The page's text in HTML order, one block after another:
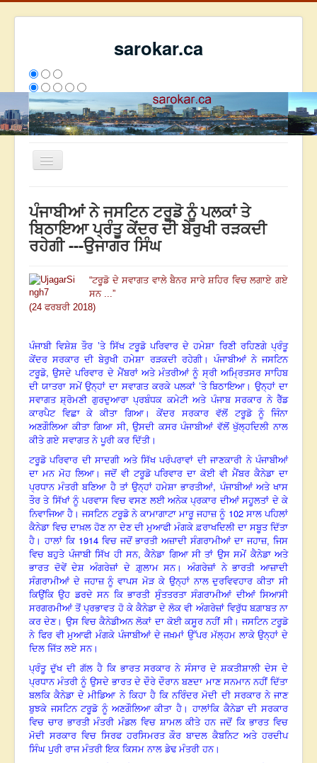
sarokar.ca
Toggle
ਰਚਨਾਵਾਂ
ਸਰੋਕਾਰ ਦੇ ਲੇਖਕ
We have 181 guests and no members online
2808904
ਪੰਜਾਬੀਆਂ ਨੇ ਜਸਟਿਨ ਟਰੂਡੋ ਨੂੰ ਪਲਕਾਂ ਤੇ
ਬਿਠਾਇਆ ਪ੍ਰੰਤੂ ਕੇਂਦਰ ਦੀ ਬੇਰੁਖੀ ਰੜਕਦੀ
ਰਹੇਗੀ ---ਉਜਾਗਰ ਸਿੰਘ
“ਟਰੂਡੋ ਦੇ ਸਵਾਗਤ ਵਾਲੇ ਬੈਨਰ ਸਾਰੇ ਸ਼ਹਿਰ ਵਿਚ ਲਗਾਏ ਗਏ
ਸਨ ...”
(24 ਫਰਬਰੀ 2018)
ਪੰਜਾਬੀ ਵਿਸ਼ੇਸ਼ ਤੌਰ ’ਤੇ ਸਿੱਖ ਟਰੂਡੋ ਪਰਿਵਾਰ ਦੇ ਹਮੇਸ਼ਾ ਰਿਣੀ ਰਹਿਣਗੇ ਪ੍ਰੰਤੂ
ਕੇਂਦਰ ਸਰਕਾਰ ਦੀ ਬੇਰੁਖੀ ਹਮੇਸ਼ਾ ਰੜਕਦੀ ਰਹੇਗੀ। ਪੰਜਾਬੀਆਂ ਨੇ ਜਸਟਿਨ
ਟਰੂਡੋ,ਉਸਦੇ ਪਰਿਵਾਰ ਦੇ ਮੈਂਬਰਾਂ ਅਤੇ ਮੰਤਰੀਆਂ ਨੂੰ ਸ੍ਰੀ ਅਮ੍ਰਿਤਸਰ ਸਾਹਿਬ
ਦੀ ਯਾਤਰਾ ਸਮੇਂ ਉਨ੍ਹਾਂ ਦਾ ਸਵਾਗਤ ਕਰਕੇ ਪਲਕਾਂ ’ਤੇ ਬਿਠਾਇਆ। ਉਨ੍ਹਾਂ ਦਾ
ਸਵਾਗਤ ਸ਼੍ਰੋਮਣੀ ਗੁਰਦੁਆਰਾ ਪ੍ਰਬੰਧਕ ਕਮੇਟੀ ਅਤੇ ਪੰਜਾਬ ਸਰਕਾਰ ਨੇ ਰੈੱਡ
ਕਾਰਪੈਟ ਵਿਛਾ ਕੇ ਕੀਤਾ ਗਿਆ। ਕੇਂਦਰ ਸਰਕਾਰ ਵੱਲੋਂ ਟਰੂਡੋ ਨੂੰ ਜਿੰਨਾ
ਅਣਗੌਲਿਆ ਕੀਤਾ ਗਿਆ ਸੀ,ਉਸਦੀ ਕਸਰ ਪੰਜਾਬੀਆਂ ਵੱਲੋਂ ਖੁੱਲ੍ਹਦਿਲੀ ਨਾਲ
ਕੀਤੇ ਗਏ ਸਵਾਗਤ ਨੇ ਪੂਰੀ ਕਰ ਦਿੱਤੀ।
ਟਰੂਡੋ ਪਰਿਵਾਰ ਦੀ ਸਾਦਗੀ ਅਤੇ ਸਿੱਖ ਪਰੰਪਰਾਵਾਂ ਦੀ ਜਾਣਕਾਰੀ ਨੇ ਪੰਜਾਬੀਆਂ
ਦਾ ਮਨ ਮੋਹ ਲਿਆ। ਜਦੋਂ ਵੀ ਟਰੂਡੋ ਪਰਿਵਾਰ ਦਾ ਕੋਈ ਵੀ ਮੈਂਬਰ ਕੈਨੇਡਾ ਦਾ
ਪ੍ਰਧਾਨ ਮੰਤਰੀ ਬਣਿਆ ਹੈ ਤਾਂ ਉਨ੍ਹਾਂ ਹਮੇਸ਼ਾ ਭਾਰਤੀਆਂ, ਪੰਜਾਬੀਆਂ ਅਤੇ ਖਾਸ
ਤੌਰ ਤੇ ਸਿੱਖਾਂ ਨੂੰ ਪਰਵਾਸ ਵਿਚ ਵਸਣ ਲਈ ਅਨੇਕ ਪ੍ਰਕਾਰ ਦੀਆਂ ਸਹੂਲਤਾਂ ਦੇ ਕੇ
ਨਿਵਾਜਿਆ ਹੈ। ਜਸਟਿਨ ਟਰੂਡੋ ਨੇ ਕਾਮਾਗਾਟਾ ਮਾਰੂ ਜਹਾਜ਼ ਨੂੰ 102ਸਾਲ ਪਹਿਲਾਂ
ਕੈਨੇਡਾ ਵਿਚ ਦਾਖ਼ਲ ਹੋਣ ਨਾ ਦੇਣ ਦੀ ਮੁਆਫੀ ਮੰਗਕੇ ਫ਼ਰਾਖਦਿਲੀ ਦਾ ਸਬੂਤ ਦਿੱਤਾ
ਹੈ। ਹਾਲਾਂ ਕਿ 1914ਵਿਚ ਜਦੋਂ ਭਾਰਤੀ ਅਜ਼ਾਦੀ ਸੰਗਰਾਮੀਆਂ ਦਾ ਜਹਾਜ਼, ਜਿਸ
ਵਿਚ ਬਹੁਤੇ ਪੰਜਾਬੀ ਸਿੱਖ ਹੀ ਸਨ,ਕੈਨੇਡਾ ਗਿਆ ਸੀ ਤਾਂ ਉਸ ਸਮੇਂ ਕੈਨੇਡਾ ਅਤੇ
ਭਾਰਤ ਦੋਵੇਂ ਦੇਸ਼ ਅੰਗਰੇਜ਼ਾਂ ਦੇ ਗ਼ੁਲਾਮ ਸਨ। ਅੰਗਰੇਜ਼ਾਂ ਨੇ ਭਾਰਤੀ ਆਜ਼ਾਦੀ
ਸੰਗਰਾਮੀਆਂ ਦੇ ਜਹਾਜ਼ ਨੂੰ ਵਾਪਸ ਮੋੜ ਕੇ ਉਨ੍ਹਾਂ ਨਾਲ ਦੁਰਵਿਵਹਾਰ ਕੀਤਾ ਸੀ
ਕਿਉਂਕਿ ਉਹ ਡਰਦੇ ਸਨ ਕਿ ਭਾਰਤੀ ਸੁੰਤਤਰਤਾ ਸੰਗਰਾਮੀਆਂ ਦੀਆਂ ਸਿਆਸੀ
ਸਰਗਰਮੀਆਂ ਤੋਂ ਪ੍ਰਭਾਵਤ ਹੋ ਕੇ ਕੈਨੇਡਾ ਦੇ ਲੋਕ ਵੀ ਅੰਗਰੇਜ਼ਾਂ ਵਿਰੁੱਧ ਬਗ਼ਾਬਤ ਨਾ
ਕਰ ਦੇਣ। ਉਸ ਵਿਚ ਕੈਨੇਡੀਅਨ ਲੋਕਾਂ ਦਾ ਕੋਈ ਕਸੂਰ ਨਹੀਂ ਸੀ। ਜਸਟਿਨ ਟਰੂਡੋ
ਨੇ ਫਿਰ ਵੀ ਮੁਆਫੀ ਮੰਗਕੇ ਪੰਜਾਬੀਆਂ ਦੇ ਜਖ਼ਮਾਂ ਉੱਪਰ ਮੱਲ੍ਹਮ ਲਾਕੇ ਉਨ੍ਹਾਂ ਦੇ
ਦਿਲ ਜਿੱਤ ਲਏ ਸਨ।
ਪ੍ਰੰਤੂ ਦੁੱਖ ਦੀ ਗੱਲ ਹੈ ਕਿ ਭਾਰਤ ਸਰਕਾਰ ਨੇ ਸੰਸਾਰ ਦੇ ਸ਼ਕਤੀਸ਼ਾਲੀ ਦੇਸ ਦੇ
ਪ੍ਰਧਾਨ ਮੰਤਰੀ ਨੂੰ ਉਸਦੇ ਭਾਰਤ ਦੇ ਦੌਰੇ ਦੌਰਾਨ ਬਣਦਾ ਮਾਣ ਸਨਮਾਨ ਨਹੀਂ ਦਿੱਤਾ
ਬਲਕਿ ਕੈਨੇਡਾ ਦੇ ਮੀਡਿਆ ਨੇ ਕਿਹਾ ਹੈ ਕਿ ਨਰਿੰਦਰ ਮੋਦੀ ਦੀ ਸਰਕਾਰ ਨੇ ਜਾਣ
ਬੁਝਕੇ ਜਸਟਿਨ ਟਰੂਡੋ ਨੂੰ ਅਣਗੌਲਿਆ ਕੀਤਾ ਹੈ। ਹਾਲਾਂਕਿ ਕੈਨੇਡਾ ਦੀ ਸਰਕਾਰ
ਵਿਚ ਚਾਰ ਭਾਰਤੀ ਮੰਤਰੀ ਮੰਡਲ ਵਿਚ ਸ਼ਾਮਲ ਕੀਤੇ ਹਨ ਜਦੋਂ ਕਿ ਭਾਰਤ ਵਿਚ
ਮੋਦੀ ਸਰਕਾਰ ਵਿਚ ਸਿਰਫ ਹਰਸਿਮਰਤ ਕੌਰ ਬਾਦਲ ਕੈਬਨਿਟ ਅਤੇ ਹਰਦੀਪ
ਸਿੰਘ ਪੁਰੀ ਰਾਜ ਮੰਤਰੀ ਇਕ ਕਿਸਮ ਨਾਲ ਡੇਢ ਮੰਤਰੀ ਹਨ।